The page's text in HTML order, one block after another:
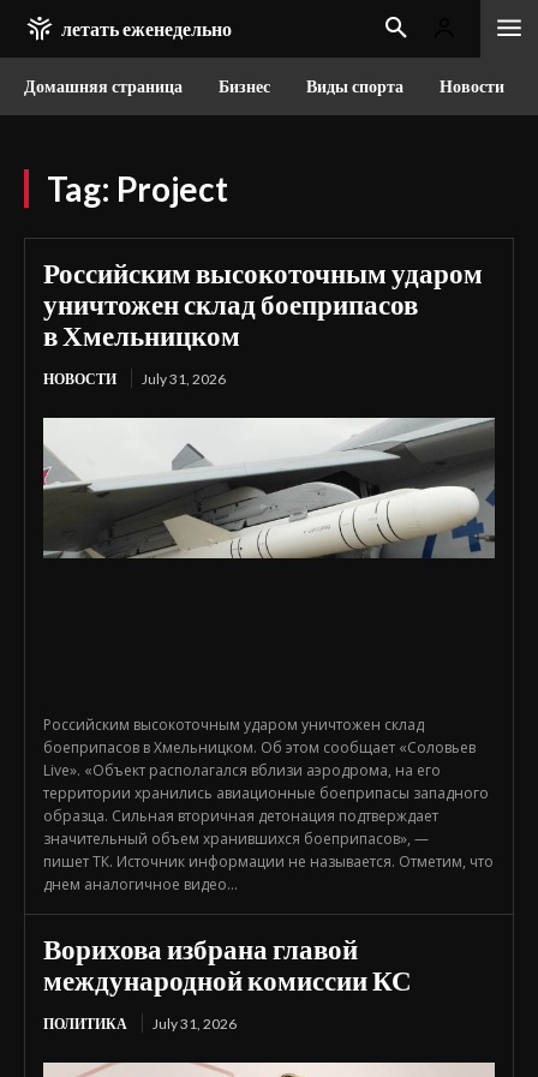
летать еженедельно
Домашняя страница Бизнес Виды спорта Новости
Tag: Project
Российским высокоточным ударом
уничтожен склад боеприпасов
в Хмельницком
НОВОСТИ July 31, 2026
Российским высокоточным ударом уничтожен склад
боеприпасов в Хмельницком. Об этом сообщает «Соловьев
Live». «Объект располагался вблизи аэродрома, на его
территории хранились авиационные боеприпасы западного
образца. Сильная вторичная детонация подтверждает
значительный объем хранившихся боеприпасов», —
пишет ТК. Источник информации не называется. Отметим, что
днем аналогичное видео...
Ворихова избрана главой
международной комиссии КС
ПОЛИТИКА July 31, 2026